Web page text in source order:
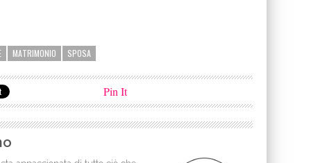
MATRIMONIO SPOSA
Pin It